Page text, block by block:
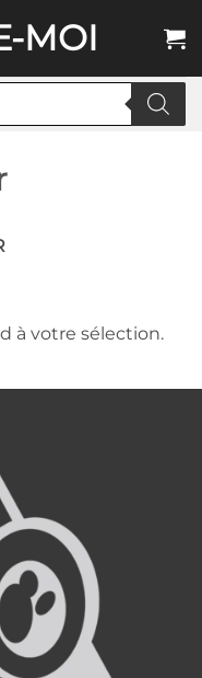
MOI
à votre sélection.